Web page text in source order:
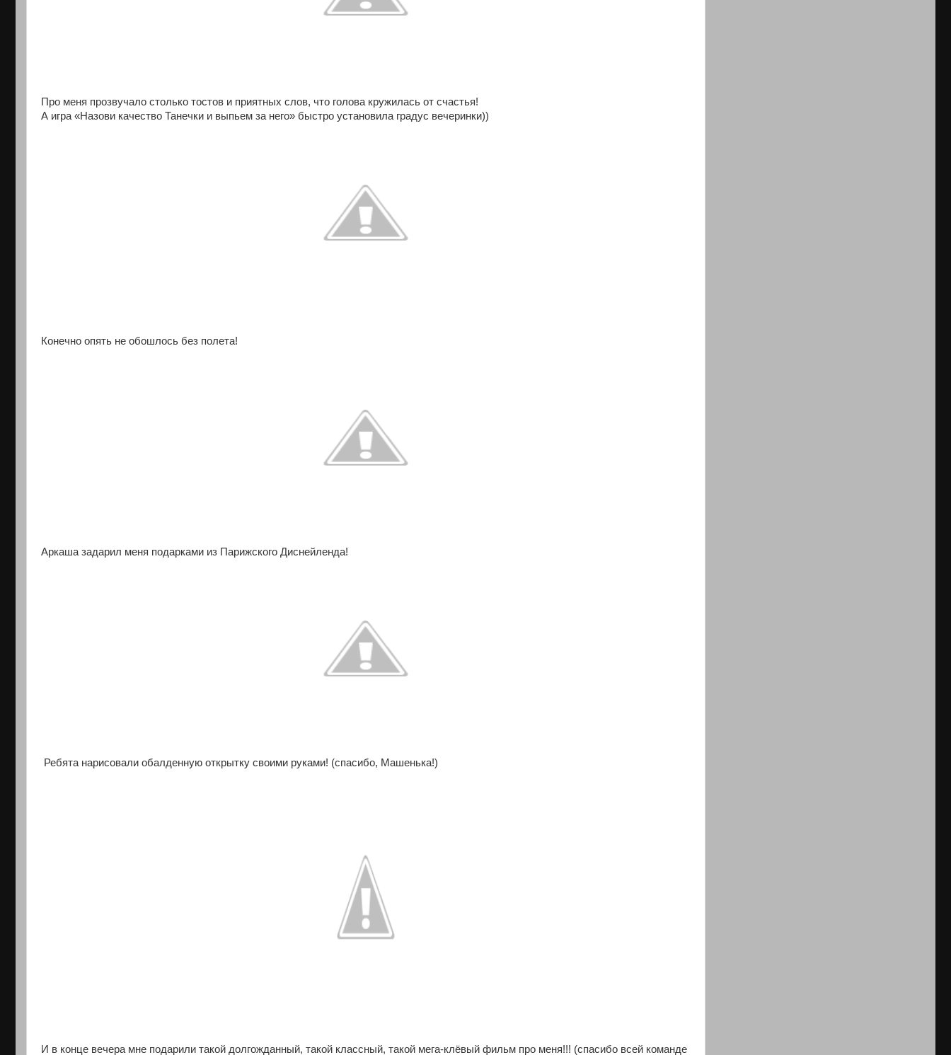
Про меня прозвучало столько тостов и приятных слов, что голова кружилась от счастья!
А игра «Назови качество Танечки и выпьем за него» быстро установила градус вечеринки))
Конечно опять не обошлось без полета!
Аркаша задарил меня подарками из Парижского Диснейленда!
Ребята нарисовали обалденную открытку своими руками! (спасибо, Машенька!)
И в конце вечера мне подарили такой долгожданный, такой классный, такой мега-клёвый фильм про меня!!! (спасибо всей команде